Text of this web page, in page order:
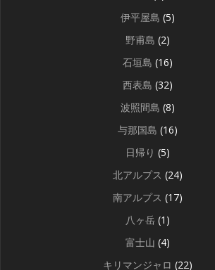
伊平屋島 (5)
野甫島 (2)
石垣島 (16)
西表島 (32)
波照間島 (8)
与那国島 (16)
日帰り (5)
北アルプス (24)
南アルプス (17)
八ヶ岳 (1)
富士山 (4)
キリマンジャロ (22)